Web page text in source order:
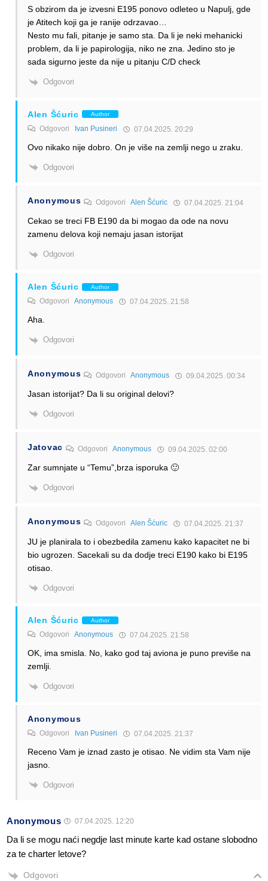
S obzirom da je izvesni E195 ponovo odleteo u Napulj, gde
je Atitech koji ga je ranije odrzavao…
Nesto mu fali, pitanje je samo sta. Da li je neki mehanicki
problem, da li je papirologija, niko ne zna. Jedino sto je
sada sigurno jeste da nije u pitanju C/D check
Odgovori
Alen Šćuric Author
Odgovori Ivan Pusineri 07.04.2025. 20:29
Ovo nikako nije dobro. On je više na zemlji nego u zraku.
Odgovori
Anonymous OdgovoriAlen Šćuric 07.04.2025. 21:04
Cekao se treci FB E190 da bi mogao da ode na novu
zamenu delova koji nemaju jasan istorijat
Odgovori
Alen Šćuric Author
Odgovori Anonymous 07.04.2025. 21:58
Aha.
Odgovori
Anonymous OdgovoriAnonymous 09.04.2025. 00:34
Jasan istorijat? Da li su original delovi?
Odgovori
Jatovac Odgovori Anonymous 09.04.2025. 02:00
Zar sumnjate u “Temu”,brza isporuka 🙂
Odgovori
Anonymous OdgovoriAlen Šćuric 07.04.2025. 21:37
JU je planirala to i obezbedila zamenu kako kapacitet ne bi
bio ugrozen. Sacekali su da dodje treci E190 kako bi E195
otisao.
Odgovori
Alen Šćuric Author
Odgovori Anonymous 07.04.2025. 21:58
OK, ima smisla. No, kako god taj aviona je puno previše na
zemlji.
Odgovori
Anonymous
Odgovori Ivan Pusineri 07.04.2025. 21:37
Receno Vam je iznad zasto je otisao. Ne vidim sta Vam nije
jasno.
Odgovori
Anonymous 07.04.2025. 12:20
Da li se mogu naći negdje last minute karte kad ostane slobodno
za te charter letove?
Odgovori